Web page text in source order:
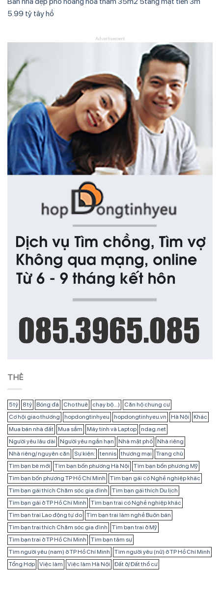
5.99 tỷ tây hồ
Advertisement
THẺ
5 tỷ 8 tỷ Bóng đá Cho thuê chạy bộ...)
Căn hộ chung cư
Cơ hội giao thương
hopdongtinhyeu hopdongtinhyeu.vn Hà Nội
Khác
Mua bán nhà đất
Mua sắm Máy tính và Laptop
ndag.net
Người yêu lâu dài
Người yêu ngắn hạn Nhà mặt phố
Nhà riêng
Nhà riêng/ nguyên căn
Sự kiện: tennis thương mại
Trang chủ
Tìm bạn bè mới
Tìm bạn bốn phương Hà Nội
Tìm bạn bốn phương Mỹ
Tìm bạn bốn phương TP Hồ Chí Minh
Tìm bạn gái có Nghề nghiệp khác
Tìm bạn gái thích Chăm sóc gia đình
Tìm bạn gái thích Du lịch
Tìm bạn gái ở TP Hồ Chí Minh
Tìm bạn trai có Nghề nghiệp khác
Tìm bạn trai Lao động tự do
Tìm bạn trai làm nghề Buôn bán
Tìm bạn trai thích Chăm sóc gia đình
Tìm bạn trai ở Mỹ
Tìm bạn trai ở TP Hồ Chí Minh
Tìm bạn tâm sự
Tìm người yêu (nam) ở TP Hồ Chí Minh
Tìm người yêu (nữ) ở TP Hồ Chí Minh
Tổng Hợp
Việc làm Việc làm Hà Nội Đất ở/ Đất thổ cư